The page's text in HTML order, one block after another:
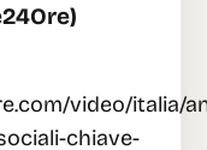
video/italia/
chiave-